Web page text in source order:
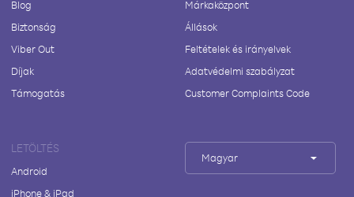
Blog
Biztonság
Viber Out
Díjak
Támogatás
Márkaközpont
Állások
Feltételek és irányelvek
Adatvédelmi szabályzat
Customer Complaints Code
LETÖLTÉS
Android
iPhone & iPad
Magyar